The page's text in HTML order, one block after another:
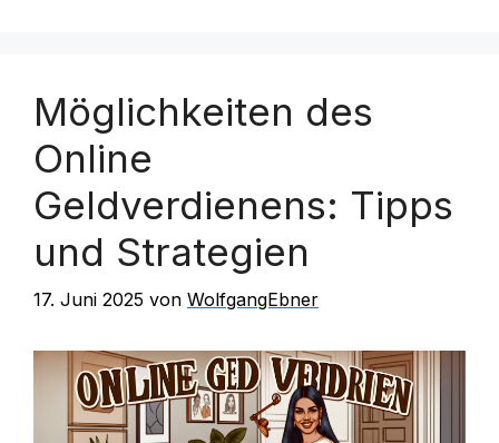
Möglichkeiten des
Online
Geldverdienens: Tipps
und Strategien
17. Juni 2025 von WolfgangEbner